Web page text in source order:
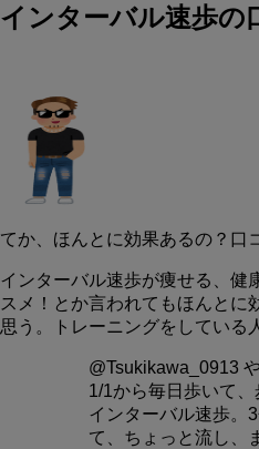
インターバル速歩の
てか、ほんとに効果あるの？口
インターバル速歩が痩せる、健
スメ！とか言われてもほんとに
思う。トレーニングをしている
@Tsukikawa_0913
1/1から毎日歩いて、
インターバル速歩。
て、ちょっと流し、